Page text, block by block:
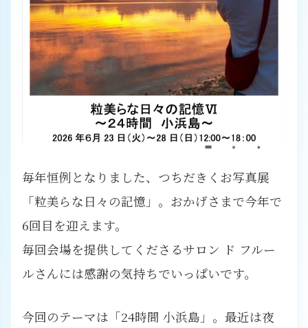
毎年恒例となりました、つちだきくお写真展
「粒美らな日々の記憶」。おかげさまで今年で
6回目を迎えます。
毎回会場を提供してくださるサロン ド フルー
ルさんには感謝の気持ちでいっぱいです。
今回のテーマは「24時間 小浜島」。最近は夜